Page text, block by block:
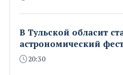
В Тульской обласит
астрономический
20:30